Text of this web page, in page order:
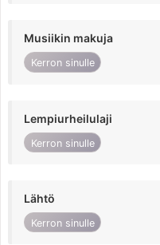
Musiikin makuja
Kerron sinulle
Lempiurheilulaji
Kerron sinulle
Lähtö
Kerron sinulle